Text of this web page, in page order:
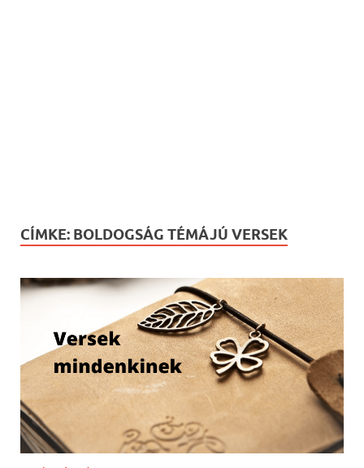
CÍMKE: BOLDOGSÁG TÉMÁJÚ VERSEK